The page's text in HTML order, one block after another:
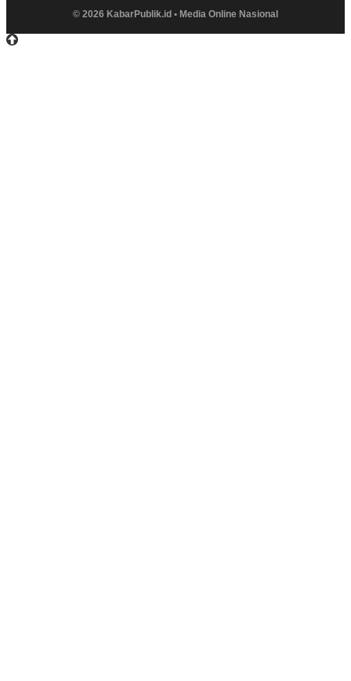
© 2026 KabarPublik.id • Media Online Nasional